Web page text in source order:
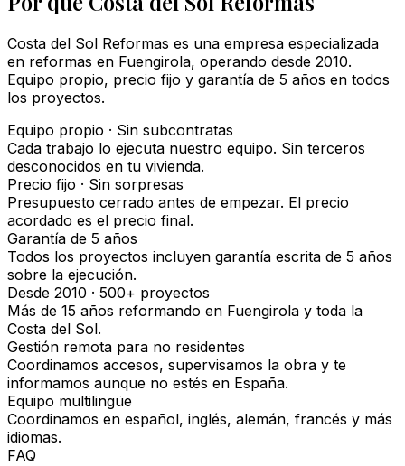
Costa del Sol Reformas es una empresa especializada
en reformas en Fuengirola, operando desde 2010.
Equipo propio, precio fijo y garantía de 5 años en todos
los proyectos.
Equipo propio · Sin subcontratas
Cada trabajo lo ejecuta nuestro equipo. Sin terceros
desconocidos en tu vivienda.
Precio fijo · Sin sorpresas
Presupuesto cerrado antes de empezar. El precio
acordado es el precio final.
Garantía de 5 años
Todos los proyectos incluyen garantía escrita de 5 años
sobre la ejecución.
Desde 2010 · 500+ proyectos
Más de 15 años reformando en Fuengirola y toda la
Costa del Sol.
Gestión remota para no residentes
Coordinamos accesos, supervisamos la obra y te
informamos aunque no estés en España.
Equipo multilingüe
Coordinamos en español, inglés, alemán, francés y más
idiomas.
FAQ